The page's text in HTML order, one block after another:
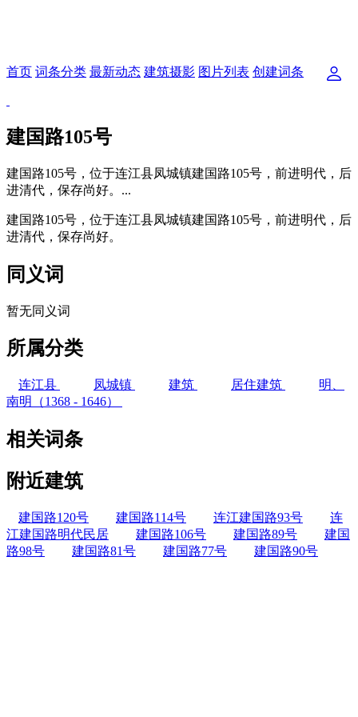
首页 词条分类 最新动态 建筑摄影 图片列表 创建词条
建国路105号
建国路105号，位于连江县凤城镇建国路105号，前进明代，后
进清代，保存尚好。...
建国路105号，位于连江县凤城镇建国路105号， 前进明代，后
进清代，保存尚好。
同义词
暂无同义词
所属分类
连江县 凤城镇 建筑 居住建筑
明、
南明（1368 - 1646）
相关词条
附近建筑
建国路120号 建国路114号 连江建国路93号
连
江建国路明代民居
建国路106号 建国路89号
建国
路98号
建国路81号 建国路77号 建国路90号